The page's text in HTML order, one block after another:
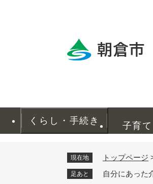
くらし・手続き 子育
現在地 トップページ
足あと 自分にあった